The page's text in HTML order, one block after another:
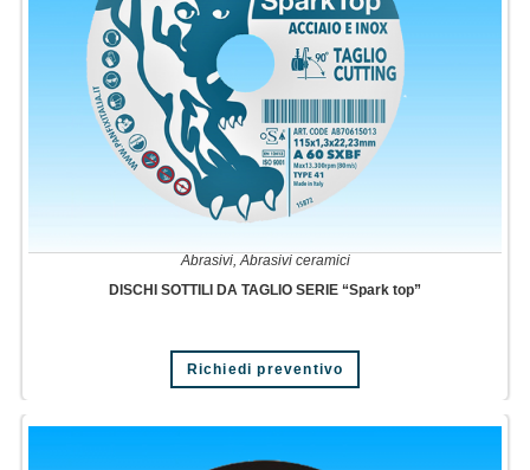
Abrasivi,Abrasivi ceramici
DISCHI SOTTILI DA TAGLIO SERIE “Spark top”
Richiedi preventivo